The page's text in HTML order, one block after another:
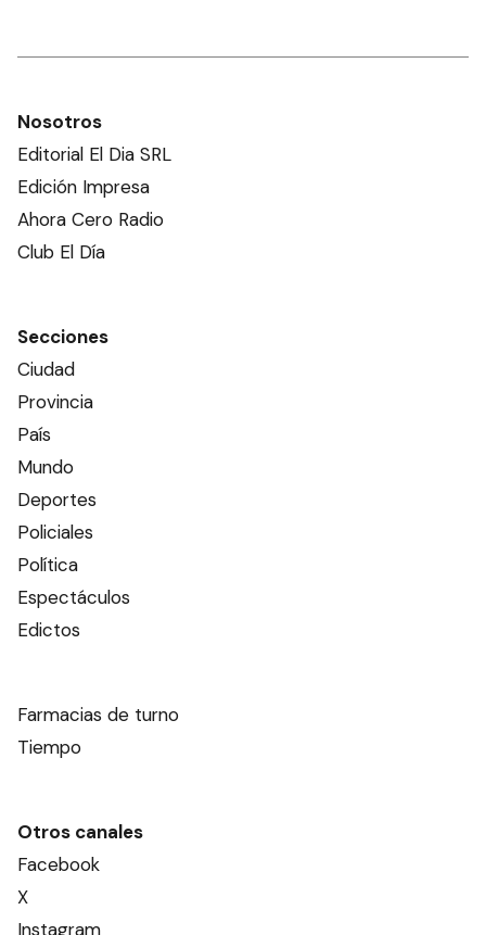
Nosotros
Editorial El Dia SRL
Edición Impresa
Ahora Cero Radio
Club El Día
Secciones
Ciudad
Provincia
País
Mundo
Deportes
Policiales
Política
Espectáculos
Edictos
Farmacias de turno
Tiempo
Otros canales
Facebook
X
Instagram